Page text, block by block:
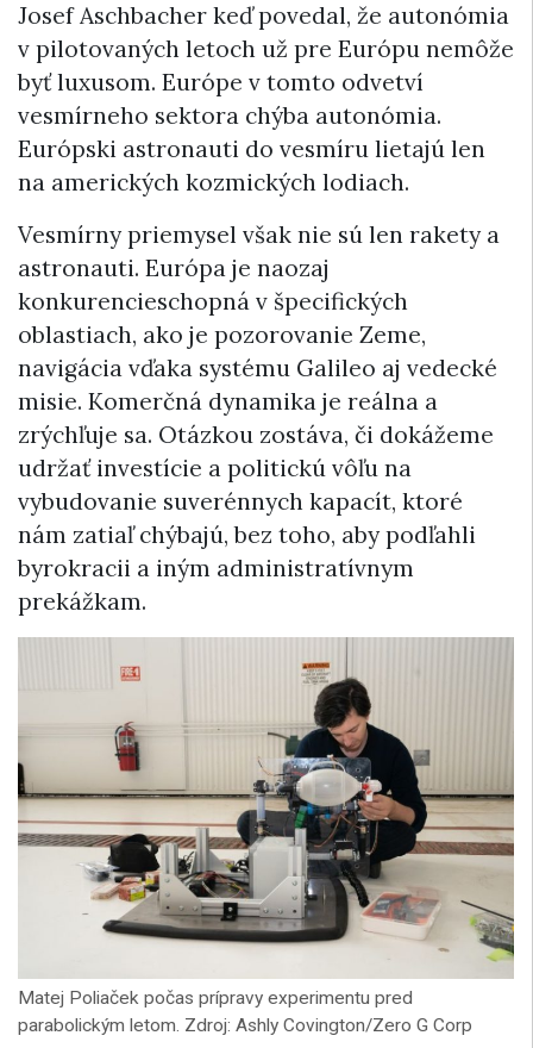
Josef Aschbacher keď povedal, že autonómia
v pilotovaných letoch už pre Európu nemôže
byť luxusom. Európe v tomto odvetví
vesmírneho sektora chýba autonómia.
Európski astronauti do vesmíru lietajú len
na amerických kozmických lodiach.
Vesmírny priemysel však nie sú len rakety a
astronauti. Európa je naozaj
konkurencieschopná v špecifických
oblastiach, ako je pozorovanie Zeme,
navigácia vďaka systému Galileo aj vedecké
misie. Komerčná dynamika je reálna a
zrýchľuje sa. Otázkou zostáva, či dokážeme
udržať investície a politickú vôľu na
vybudovanie suverénnych kapacít, ktoré
nám zatiaľ chýbajú, bez toho, aby podľahli
byrokracii a iným administratívnym
prekážkam.
Matej Poliaček počas prípravy experimentu pred
parabolickým letom. Zdroj: Ashly Covington/Zero G Corp